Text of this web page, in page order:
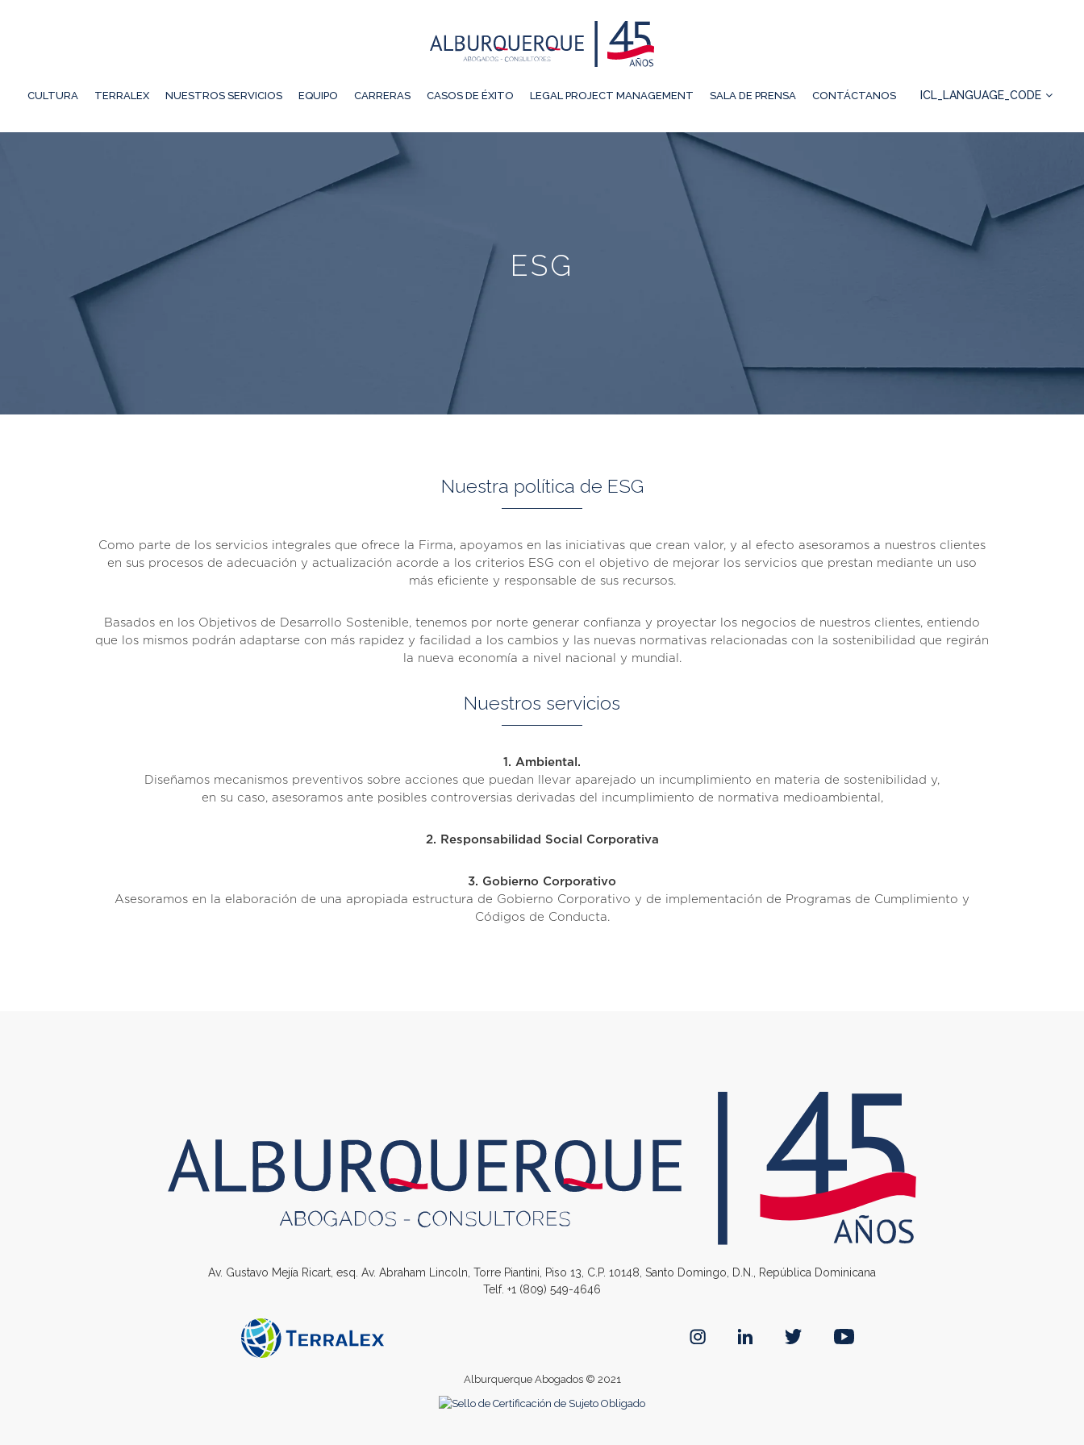
CULTURA TERRALEX NUESTROS SERVICIOS EQUIPO CARRERAS CASOS DE ÉXITO LEGAL PROJECT MANAGEMENT SALA DE PRENSA CONTÁCTANOS ICL_LANGUAGE_CODE
ESG
Nuestra política de ESG
Como parte de los servicios integrales que ofrece la Firma, apoyamos en las iniciativas que crean valor, y al efecto asesoramos a nuestros clientes
en sus procesos de adecuación y actualización acorde a los criterios ESG con el objetivo de mejorar los servicios que prestan mediante un uso
más eficiente y responsable de sus recursos.
Basados en los Objetivos de Desarrollo Sostenible, tenemos por norte generar confianza y proyectar los negocios de nuestros clientes, entiendo
que los mismos podrán adaptarse con más rapidez y facilidad a los cambios y las nuevas normativas relacionadas con la sostenibilidad que regirán
la nueva economía a nivel nacional y mundial.
Nuestros servicios
1. Ambiental.
Diseñamos mecanismos preventivos sobre acciones que puedan llevar aparejado un incumplimiento en materia de sostenibilidad y,
en su caso, asesoramos ante posibles controversias derivadas del incumplimiento de normativa medioambiental,
2. Responsabilidad Social Corporativa
3. Gobierno Corporativo
Asesoramos en la elaboración de una apropiada estructura de Gobierno Corporativo y de implementación de Programas de Cumplimiento y
Códigos de Conducta.
Av. Gustavo Mejía Ricart, esq. Av. Abraham Lincoln, Torre Piantini, Piso 13, C.P. 10148, Santo Domingo, D.N., República Dominicana
Telf. +1 (809) 549-4646
Alburquerque Abogados © 2021